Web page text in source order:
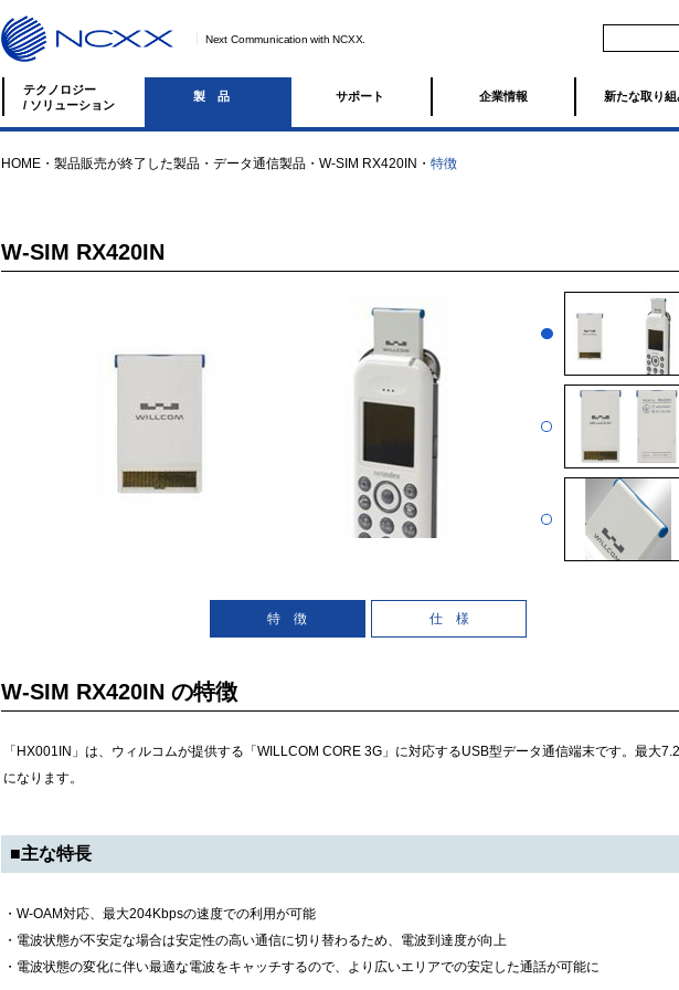
Next Communication with NCXX.
テクノロジー
/ ソリューション
製品 サポート 企業情報 新たな取り組
HOME ・ 製品販売が終了した製品 ・ データ通信製品 ・ W-SIM RX420IN ・ 特徴
W-SIM RX420IN
特 徴 仕 様
W-SIM RX420IN の特徴
「HX001IN」は、ウィルコムが提供する「WILLCOM CORE 3G」に対応するUSB型データ通信端末です。最大
になります。
■主な特長
・W-OAM対応、最大204Kbpsの速度での利用が可能
・電波状態が不安定な場合は安定性の高い通信に切り替わるため、電波到達度が向上
・電波状態の変化に伴い最適な電波をキャッチするので、より広いエリアでの安定した通話が可能に